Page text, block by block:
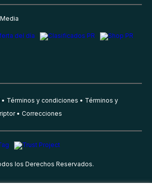
Términos y condiciones
Términos y
Correcciones
los Derechos Reservados.